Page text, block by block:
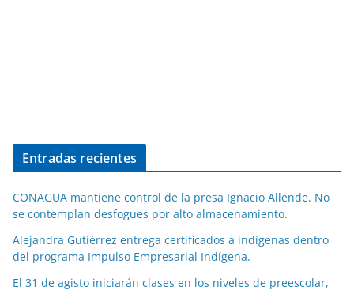
Entradas recientes
CONAGUA mantiene control de la presa Ignacio Allende. No
se contemplan desfogues por alto almacenamiento.
Alejandra Gutiérrez entrega certificados a indígenas dentro
del programa Impulso Empresarial Indígena.
El 31 de agisto iniciarán clases en los niveles de preescolar,